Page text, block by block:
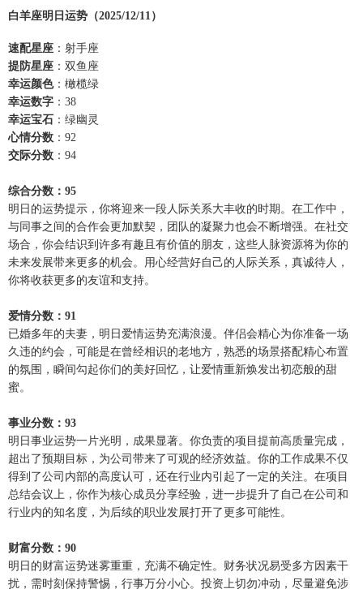
白羊座明日运势（2025/12/11）
速配星座 ：射手座
提防星座 ：双鱼座
幸运颜色：橄榄绿
幸运数字 ：38
幸运宝石 ：绿幽灵
心情分数 ：92
交际分数 ：94
综合分数：95
明日的运势提示，你将迎来一段人际关系大丰收的时期。在工作中，
与同事之间的合作会更加默契，团队的凝聚力也会不断增强。在社交
场合，你会结识到许多有趣且有价值的朋友，这些人脉资源将为你的
未来发展带来更多的机会。用心经营好自己的人际关系，真诚待人，
你将收获更多的友谊和支持。
爱情分数：91
已婚多年的夫妻，明日爱情运势充满浪漫。伴侣会精心为你准备一场
久违的约会，可能是在曾经相识的老地方，熟悉的场景搭配精心布置
的氛围，瞬间勾起你们的美好回忆，让爱情重新焕发出初恋般的甜
蜜。
事业分数：93
明日事业运势一片光明，成果显著。你负责的项目提前高质量完成，
超出了预期目标，为公司带来了可观的经济效益。你的工作成果不仅
得到了公司内部的高度认可，还在行业内引起了一定的关注。在项目
总结会议上，你作为核心成员分享经验，进一步提升了自己在公司和
行业内的知名度，为后续的职业发展打开了更多可能性。
财富分数：90
明日的财富运势迷雾重重，充满不确定性。财务状况易受多方因素干
扰，需时刻保持警惕，行事万分小心。投资上切勿冲动，尽量避免涉